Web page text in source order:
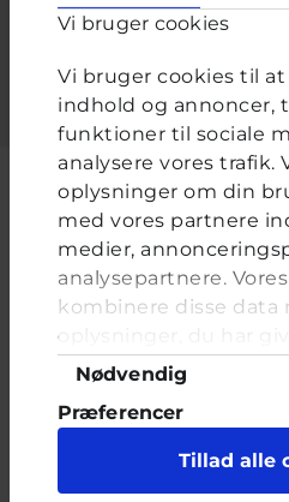
Vi bruger cookies
Vi bruger cookies til
indhold og annoncer,
funktioner til sociale
analysere vores trafik.
oplysninger om din
med vores partnere
medier,
analysepartnere.
kombinere disse data
oplysninger, du har
de har indsamlet fra
tjenester. Du
hvis du fortsætter med
hjemmeside.
Samtykkevalg
Nødvendig
Præferencer
Marketing
Tillad alle
Indtast adgangskoden der hører til dit
Cyberhus er et klubhus på nettet
en voksen og få rådgivning i
tanker i ung-til-ung eller bare
kan du være dig selv, og har du